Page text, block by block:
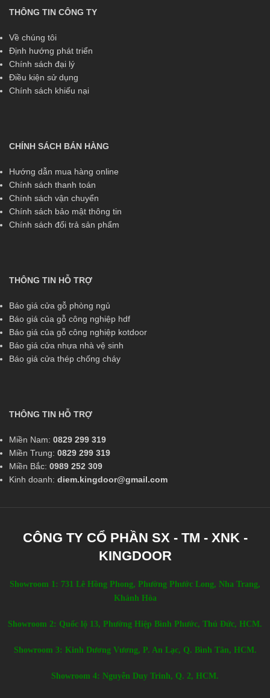
THÔNG TIN CÔNG TY
Về chúng tôi
Định hướng phát triển
Chính sách đại lý
Điều kiện sử dụng
Chính sách khiếu nại
CHÍNH SÁCH BÁN HÀNG
Hướng dẫn mua hàng online
Chính sách thanh toán
Chính sách vận chuyển
Chính sách bảo mật thông tin
Chính sách đổi trả sản phẩm
THÔNG TIN HỖ TRỢ
Báo giá cửa gỗ phòng ngủ
Báo giá của gỗ công nghiệp hdf
Báo giá của gỗ công nghiệp kotdoor
Báo giá cửa nhựa nhà vệ sinh
Báo giá cửa thép chống cháy
THÔNG TIN HỖ TRỢ
Miền Nam: 0829 299 319
Miền Trung: 0829 299 319
Miền Bắc: 0989 252 309
Kinh doanh: diem.kingdoor@gmail.com
CÔNG TY CỔ PHẦN SX - TM - XNK -
KINGDOOR
Showroom 1: 731 Lê Hồng Phong, Phường Phước Long, Nha Trang,
Khánh Hòa
Showroom 2: Quốc lộ 13, Phường Hiệp Bình Phước, Thủ Đức, HCM.
Showroom 3: Kinh Dương Vương, P. An Lạc, Q. Bình Tân, HCM.
Showroom 4: Nguyễn Duy Trinh, Q. 2, HCM.